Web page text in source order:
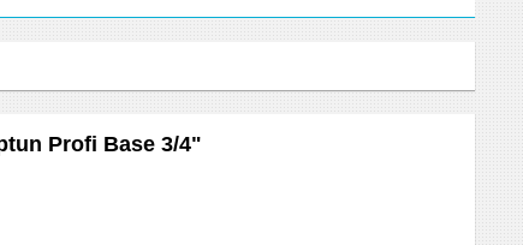
Profi Base 3/4"